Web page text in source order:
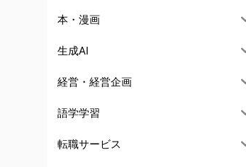
本・漫画
生成AI
経営・経営企画
語学学習
転職サービス